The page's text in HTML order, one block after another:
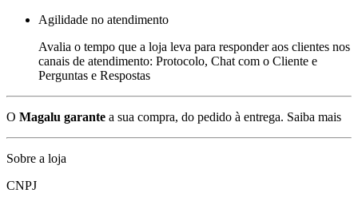
Agilidade no atendimento
Avalia o tempo que a loja leva para responder aos clientes nos
canais de atendimento: Protocolo, Chat com o Cliente e
Perguntas e Respostas
O Magalu garante a sua compra, do pedido à entrega. Saiba mais
Sobre a loja
CNPJ